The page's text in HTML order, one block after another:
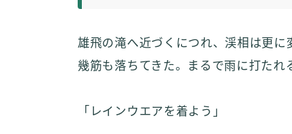
雄飛の滝へ近づくにつれ、渓相は更
幾筋も落ちてきた。まるで雨に打たれ
「レインウエアを着よう」